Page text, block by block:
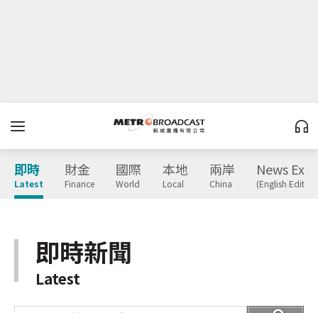
即時
Latest
財金
Finance
國際
World
本地
Local
兩岸
China
News
(English
即時新聞
Latest